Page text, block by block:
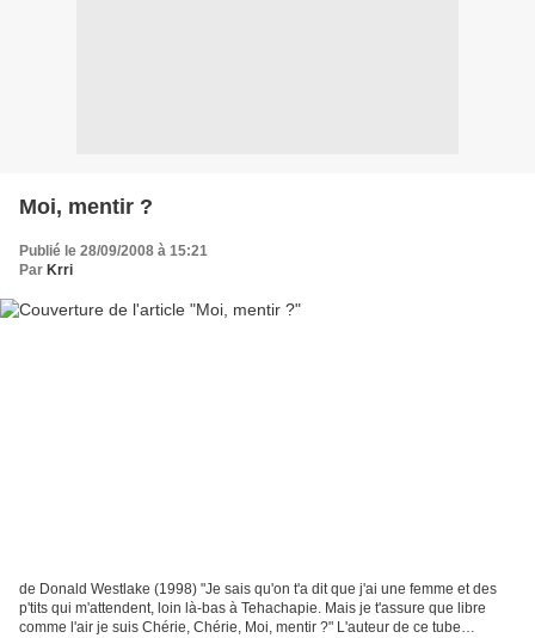
Moi, mentir ?
Publié le 28/09/2008 à 15:21
Par Krri
de Donald Westlake (1998) "Je sais qu'on t'a dit que j'ai une femme et des
p'tits qui m'attendent, loin là-bas à Tehachapie. Mais je t'assure que libre
comme l'air je suis Chérie, Chérie, Moi, mentir ?" L'auteur de ce tube